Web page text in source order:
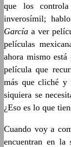
que los
inverosímil;
García a ver
películas
ahora mismo
película que
más que cliché y
siquiera se
¿Eso es lo que
Cuando voy a
encuentran en la